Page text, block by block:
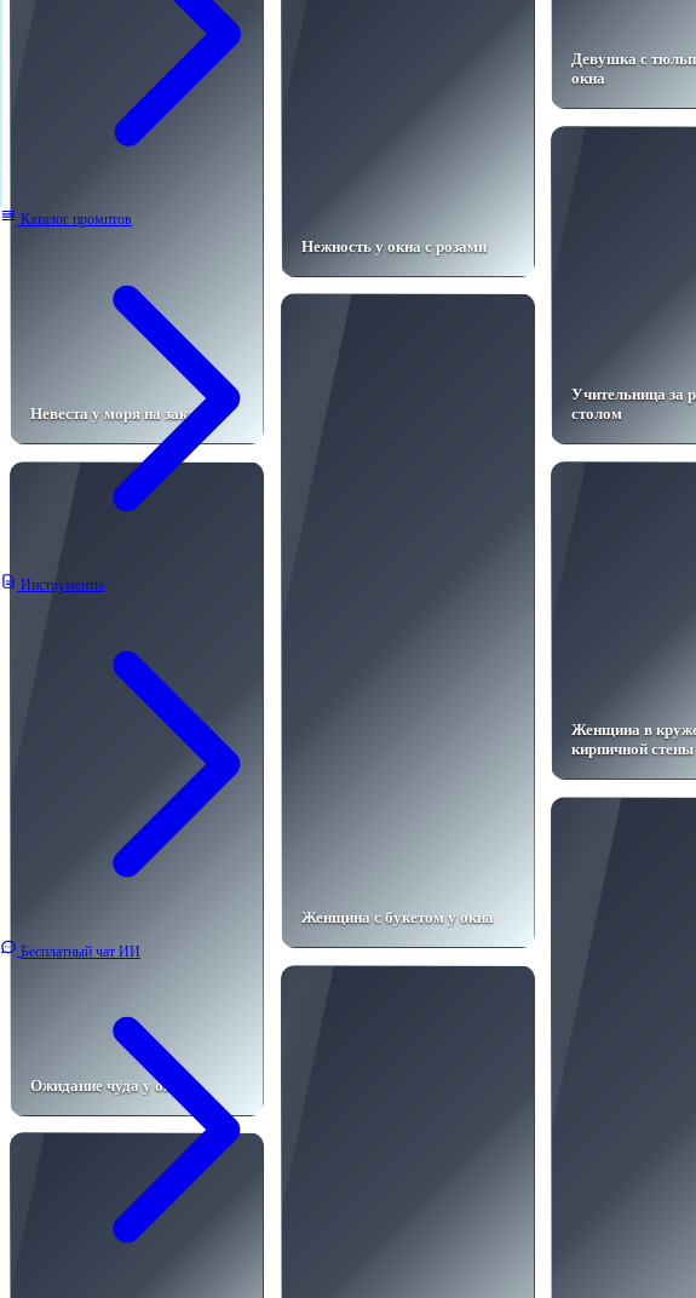
Каталог промптов
Инструменты
Бесплатный чат ИИ
Девушка с
окна
Невеста у моря на закате
Нежность у окна с розами
Учительница за
столом
Женщина с букетом у окна
Ожидание чуда у окна
Женщина в
кирпичной стены